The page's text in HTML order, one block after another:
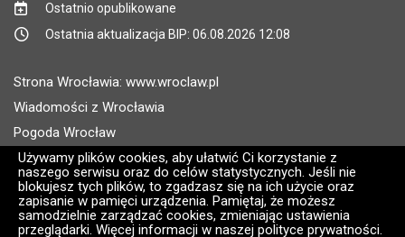
Używamy plików cookies, aby ułatwić Ci korzystanie z
naszego serwisu oraz do celów statystycznych. Jeśli nie
blokujesz tych plików, to zgadzasz się na ich użycie oraz
zapisanie w pamięci urządzenia. Pamiętaj, że możesz
samodzielnie zarządzać cookies, zmieniając ustawienia
przeglądarki. Więcej informacji w naszej polityce prywatności.
Ostatnio opublikowane
Ostatnia aktualizacja BIP: 06.08.2026 12:08
Strona Wrocławia: www.wroclaw.pl
Wiadomości z Wrocławia
Pogoda Wrocław
Rozkłady jazdy MPK Wrocław
Administratorem wroclaw.pl jest: ARAW
Wersja systemu: 2.8.30.09